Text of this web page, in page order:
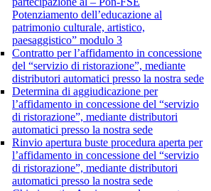
Potenziamento dell’educazione al
patrimonio culturale, artistico,
paesaggistico” modulo 3
Contratto per l’affidamento in concessione
del “servizio di ristorazione”, mediante
distributori automatici presso la nostra sede
Determina di aggiudicazione per
l’affidamento in concessione del “servizio
di ristorazione”, mediante distributori
automatici presso la nostra sede
Rinvio apertura buste procedura aperta per
l’affidamento in concessione del “servizio
di ristorazione”, mediante distributori
automatici presso la nostra sede